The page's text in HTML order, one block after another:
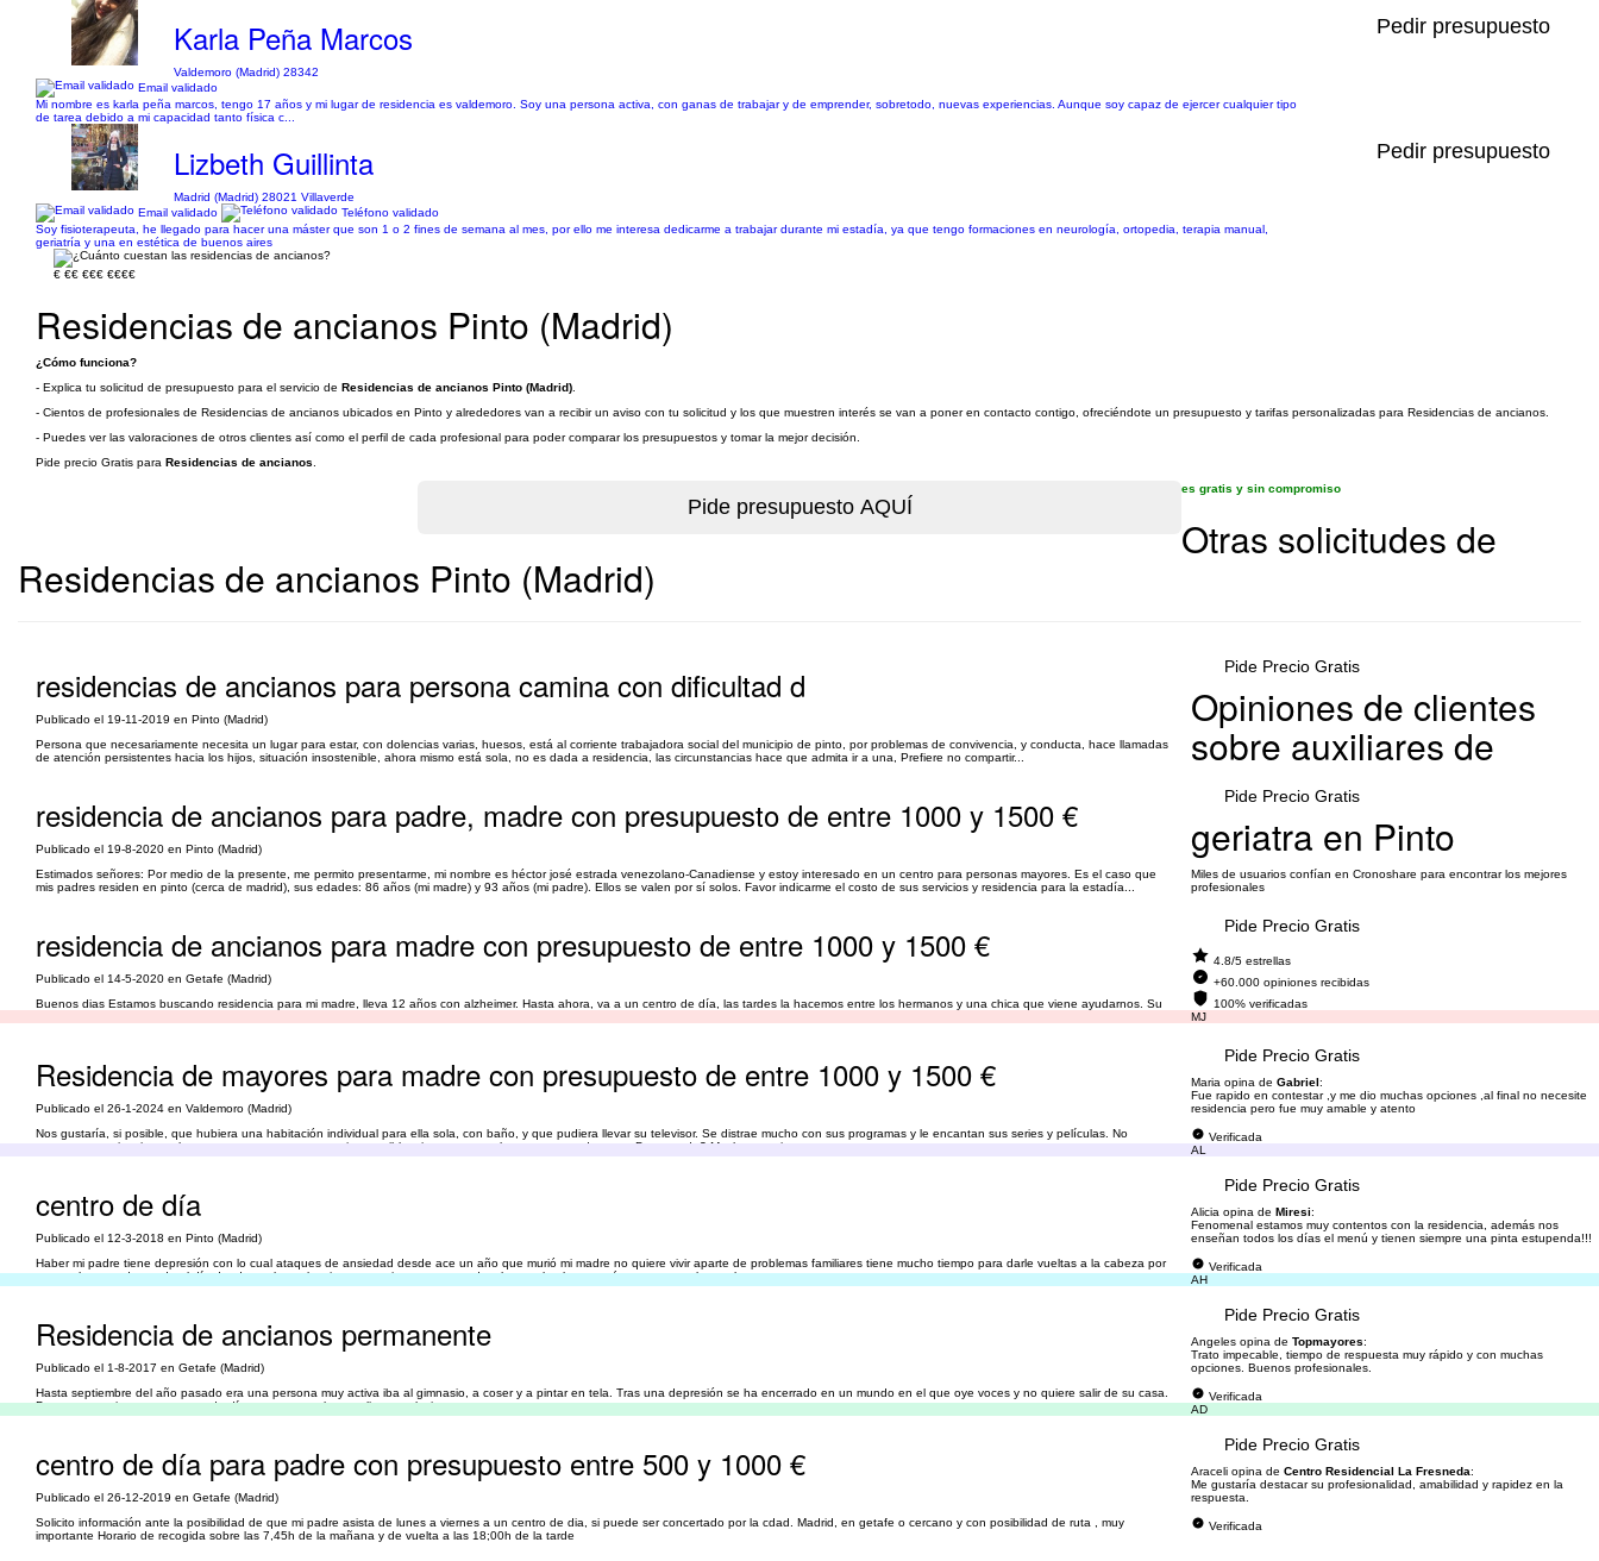
Karla Peña Marcos
Valdemoro (Madrid) 28342
Email validado
Mi nombre es karla peña marcos, tengo 17 años y mi lugar de residencia es valdemoro. Soy una persona activa, con ganas de trabajar y de emprender, sobretodo, nuevas experiencias. Aunque soy capaz de ejercer cualquier tipo
de tarea debido a mi capacidad tanto física c...
Pedir presupuesto
Lizbeth Guillinta
Madrid (Madrid) 28021 Villaverde
Email validado
Teléfono validado
Soy fisioterapeuta, he llegado para hacer una máster que son 1 o 2 fines de semana al mes, por ello me interesa dedicarme a trabajar durante mi estadía, ya que tengo formaciones en neurología, ortopedia, terapia manual,
geriatría y una en estética de buenos aires
Pedir presupuesto
€ €€ €€€ €€€€
Residencias de ancianos Pinto (Madrid)
¿Cómo funciona?
- Explica tu solicitud de presupuesto para el servicio de Residencias de ancianos Pinto (Madrid)
- Cientos de profesionales de Residencias de ancianos ubicados en Pinto y alrededores van a recibir un aviso con tu solicitud y los que muestren interés se van a poner en contacto contigo, ofreciéndote un presupuesto y tarifas personalizadas para Residencias de ancianos.
- Puedes ver las valoraciones de otros clientes así como el perfil de cada profesional para poder comparar los presupuestos y tomar la mejor decisión.
Pide precio Gratis para Residencias de ancianos
es gratis y sin compromiso
Otras solicitudes de
Residencias de ancianos Pinto (Madrid)
residencias de ancianos para persona camina con dificultad d
Publicado el 19-11-2019 en Pinto (Madrid)
Persona que necesariamente necesita un lugar para estar, con dolencias varias, huesos, está al corriente trabajadora social del municipio de pinto, por problemas de convivencia, y conducta, hace llamadas
de atención persistentes hacia los hijos, situación insostenible, ahora mismo está sola, no es dada a residencia, las circunstancias hace que admita ir a una, Prefiere no compartir...
Pide Precio Gratis
residencia de ancianos para padre, madre con presupuesto de entre 1000 y 1500 €
Publicado el 19-8-2020 en Pinto (Madrid)
Estimados señores: Por medio de la presente, me permito presentarme, mi nombre es héctor josé estrada venezolano-Canadiense y estoy interesado en un centro para personas mayores. Es el caso que
mis padres residen en pinto (cerca de madrid), sus edades: 86 años (mi madre) y 93 años (mi padre). Ellos se valen por sí solos. Favor indicarme el costo de sus servicios y residencia para la estadía...
Pide Precio Gratis
residencia de ancianos para madre con presupuesto de entre 1000 y 1500 €
Publicado el 14-5-2020 en Getafe (Madrid)
Buenos dias Estamos buscando residencia para mi madre, lleva 12 años con alzheimer. Hasta ahora, va a un centro de día, las tardes la hacemos entre los hermanos y una chica que viene ayudarnos. Su
Pide Precio Gratis
Residencia de mayores para madre con presupuesto de entre 1000 y 1500 €
Publicado el 26-1-2024 en Valdemoro (Madrid)
Nos gustaría, si posible, que hubiera una habitación individual para ella sola, con baño, y que pudiera llevar su televisor. Se distrae mucho con sus programas y le encantan sus series y películas. No
tenemos experiencia en el tema, por eso preguntamos si es posible, si no va contra las normas y todo eso, ¿De acuerdo? Muchas gracias.
Pide Precio Gratis
centro de día
Publicado el 12-3-2018 en Pinto (Madrid)
Haber mi padre tiene depresión con lo cual ataques de ansiedad desde ace un año que murió mi madre no quiere vivir aparte de problemas familiares tiene mucho tiempo para darle vueltas a la cabeza por
que no hace nada y todo el día dando vueltas a lo mismo necesita estar ocupado y hacer algo bueno más o menos es lo que le pasa
Pide Precio Gratis
Residencia de ancianos permanente
Publicado el 1-8-2017 en Getafe (Madrid)
Hasta septiembre del año pasado era una persona muy activa iba al gimnasio, a coser y a pintar en tela. Tras una depresión se ha encerrado en un mundo en el que oye voces y no quiere salir de su casa.
Por eso necesitamos un centro de día para que vuelva a salir y se relacione con otras personas.
Pide Precio Gratis
centro de día para padre con presupuesto entre 500 y 1000 €
Publicado el 26-12-2019 en Getafe (Madrid)
Solicito información ante la posibilidad de que mi padre asista de lunes a viernes a un centro de dia, si puede ser concertado por la cdad. Madrid, en getafe o cercano y con posibilidad de ruta , muy
importante Horario de recogida sobre las 7,45h de la mañana y de vuelta a las 18;00h de la tarde
Pide Precio Gratis
Opiniones de clientes
sobre auxiliares de
geriatra en Pinto
Miles de usuarios confían en Cronoshare para encontrar los mejores
profesionales
4.8/5 estrellas
+60.000 opiniones recibidas
100% verificadas
MJ
Maria opina de Gabriel:
Fue rapido en contestar ,y me dio muchas opciones ,al final no necesite
residencia pero fue muy amable y atento
Verificada
AL
Alicia opina de Miresi:
Fenomenal estamos muy contentos con la residencia, además nos
enseñan todos los días el menú y tienen siempre una pinta estupenda!!!
Verificada
AH
Angeles opina de Topmayores:
Trato impecable, tiempo de respuesta muy rápido y con muchas
opciones. Buenos profesionales.
Verificada
AD
Araceli opina de Centro Residencial La Fresneda:
Me gustaría destacar su profesionalidad, amabilidad y rapidez en la
respuesta.
Verificada